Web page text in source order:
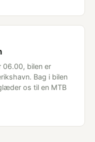
06.00, bilen er
Bag i bilen
os til en MTB